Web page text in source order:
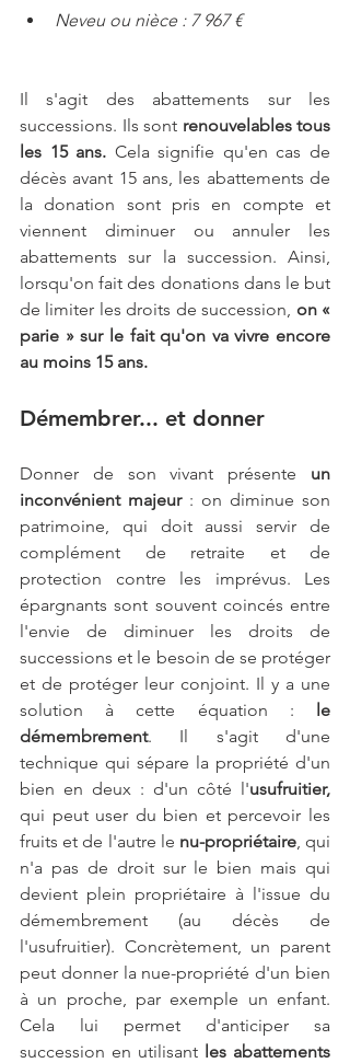
Neveu ou nièce : 7 967 €
Il s'agit des abattements sur les
successions. Ils sont renouvelables tous
les 15 ans. Cela signifie qu'en cas de
décès avant 15 ans, les abattements de
la donation sont pris en compte et
viennent diminuer ou annuler les
abattements sur la succession. Ainsi,
lorsqu'on fait des donations dans le but
de limiter les droits de succession, on «
parie » sur le fait qu'on va vivre encore
au moins 15 ans.
Démembrer... et donner
Donner de son vivant présente un
inconvénient majeur : on diminue son
patrimoine, qui doit aussi servir de
complément de retraite et de
protection contre les imprévus. Les
épargnants sont souvent coincés entre
l'envie de diminuer les droits de
successions et le besoin de se protéger
et de protéger leur conjoint. Il y a une
solution à cette équation : le
démembrement. Il s'agit d'une
technique qui sépare la propriété d'un
bien en deux : d'un côté l'usufruitier,
qui peut user du bien et percevoir les
fruits et de l'autre le nu-propriétaire, qui
n'a pas de droit sur le bien mais qui
devient plein propriétaire à l'issue du
démembrement (au décès de
l'usufruitier). Concrètement, un parent
peut donner la nue-propriété d'un bien
à un proche, par exemple un enfant.
Cela lui permet d'anticiper sa
succession en utilisant les abattements